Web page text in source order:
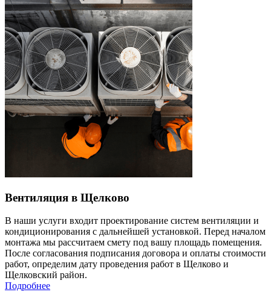
Вентиляция в Щелково
В наши услуги входит проектирование систем вентиляции и
кондиционирования с дальнейшей установкой. Перед началом
монтажа мы рассчитаем смету под вашу площадь помещения.
После согласования подписания договора и оплаты стоимости
работ, определим дату проведения работ в Щелково и
Щелковский район.
Подробнее